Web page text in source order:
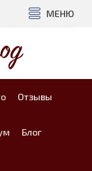
МЕНЮ
Отзывы
Блог